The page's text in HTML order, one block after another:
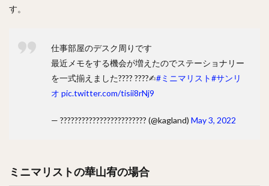
す。
仕事部屋のデスク周りです
最近メモをする機会が増えたのでステーショナリー
を一式揃えました???? ????✍︎#ミニマリスト#サンリ
オ pic.twitter.com/tisii8rNj9
— ???????????????????????? (@kagland) May 3, 2022
ミニマリストの華山宥の場合